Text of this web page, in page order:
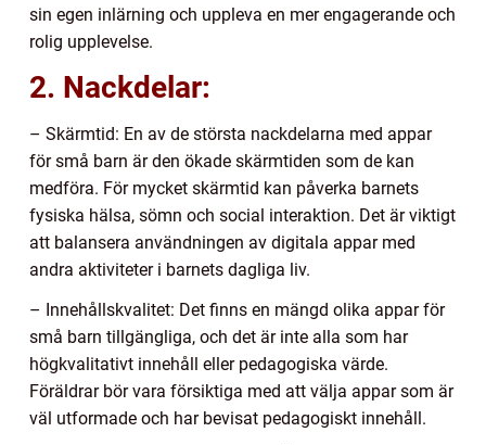
sin egen inlärning och uppleva en mer engagerande och
rolig upplevelse.
2. Nackdelar:
– Skärmtid: En av de största nackdelarna med appar
för små barn är den ökade skärmtiden som de kan
medföra. För mycket skärmtid kan påverka barnets
fysiska hälsa, sömn och social interaktion. Det är viktigt
att balansera användningen av digitala appar med
andra aktiviteter i barnets dagliga liv.
– Innehållskvalitet: Det finns en mängd olika appar för
små barn tillgängliga, och det är inte alla som har
högkvalitativt innehåll eller pedagogiska värde.
Föräldrar bör vara försiktiga med att välja appar som är
väl utformade och har bevisat pedagogiskt innehåll.